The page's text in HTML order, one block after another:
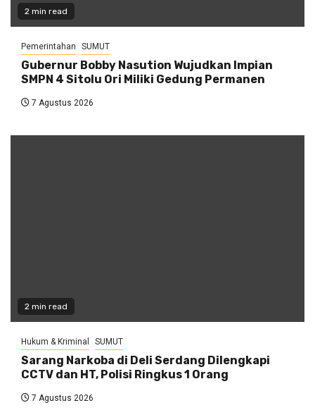
2 min read
Pemerintahan SUMUT
Gubernur Bobby Nasution Wujudkan Impian
SMPN 4 Sitolu Ori Miliki Gedung Permanen
7 Agustus 2026
2 min read
Hukum & Kriminal SUMUT
Sarang Narkoba di Deli Serdang Dilengkapi
CCTV dan HT, Polisi Ringkus 1 Orang
7 Agustus 2026